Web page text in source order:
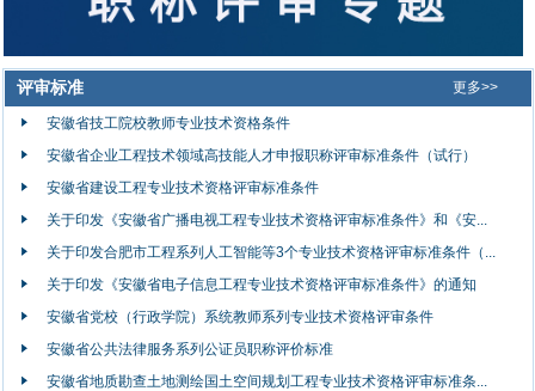
评审标准 更多>>
安徽省技工院校教师专业技术资格条件
安徽省企业工程技术领域高技能人才申报职称评审标准条件（试行）
安徽省建设工程专业技术资格评审标准条件
关于印发《安徽省广播电视工程专业技术资格评审标准条件》和《安...
关于印发合肥市工程系列人工智能等3个专业技术资格评审标准条件（...
关于印发《安徽省电子信息工程专业技术资格评审标准条件》的通知
安徽省党校（行政学院）系统教师系列专业技术资格评审条件
安徽省公共法律服务系列公证员职称评价标准
安徽省地质勘查土地测绘国土空间规划工程专业技术资格评审标准条...